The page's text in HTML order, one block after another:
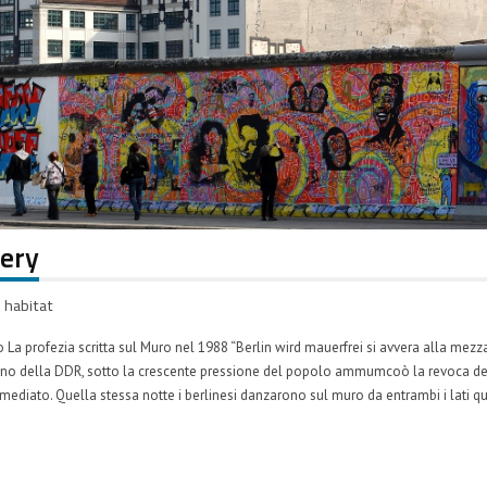
habitat
profezia scritta sul Muro nel 1988 “Berlin wird mauerfrei si avvera alla
della DDR, sotto la crescente pressione del popolo ammumcoò la revoca
Quella stessa notte i berlinesi danzarono sul muro da entrambi i lati